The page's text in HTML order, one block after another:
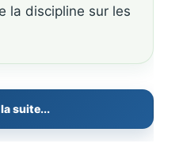
la discipline sur les
suite...